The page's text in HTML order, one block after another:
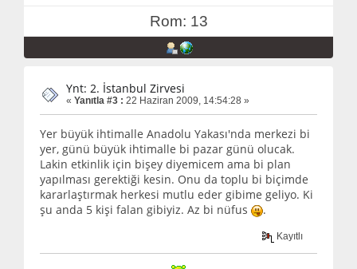
Rom: 13
Ynt: 2. İstanbul Zirvesi
« Yanıtla #3 : 22 Haziran 2009, 14:54:28 »
Yer büyük ihtimalle Anadolu Yakası'nda merkezi bi
yer, günü büyük ihtimalle bi pazar günü olucak.
Lakin etkinlik için bişey diyemicem ama bi plan
yapılması gerektiği kesin. Onu da toplu bi biçimde
kararlaştırmak herkesi mutlu eder gibime geliyo. Ki
şu anda 5 kişi falan gibiyiz. Az bi nüfus
.
Kayıtlı